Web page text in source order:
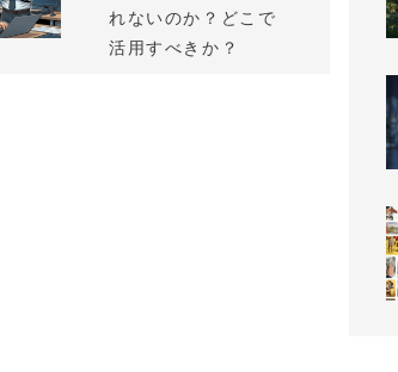
れないのか？どこで
活用すべきか？